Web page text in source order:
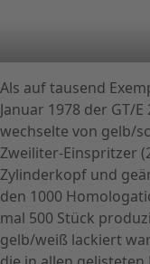
Als auf tausend
Januar 1978 der GT/
wechselte von gelb/
Zweiliter-Einspritzer
Zylinderkopf und
den 1000
mal 500 Stück
gelb/weiß lackiert